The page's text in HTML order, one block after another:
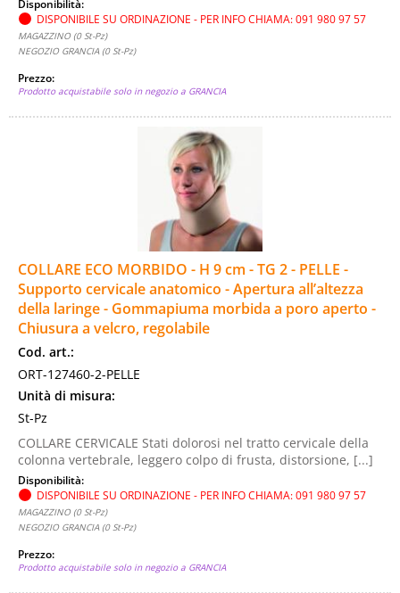
Disponibilità:
DISPONIBILE SU ORDINAZIONE - PER INFO CHIAMA: 091 980 97 57
MAGAZZINO (0 St-Pz)
NEGOZIO GRANCIA (0 St-Pz)
Prezzo:
Prodotto acquistabile solo in negozio a GRANCIA
COLLARE ECO MORBIDO - H 9 cm - TG 2 - PELLE -
Supporto cervicale anatomico - Apertura all’altezza
della laringe - Gommapiuma morbida a poro aperto -
Chiusura a velcro, regolabile
Cod. art.:
ORT-127460-2-PELLE
Unità di misura:
St-Pz
COLLARE CERVICALE Stati dolorosi nel tratto cervicale della
colonna vertebrale, leggero colpo di frusta, distorsione, [...]
Disponibilità:
DISPONIBILE SU ORDINAZIONE - PER INFO CHIAMA: 091 980 97 57
MAGAZZINO (0 St-Pz)
NEGOZIO GRANCIA (0 St-Pz)
Prezzo:
Prodotto acquistabile solo in negozio a GRANCIA